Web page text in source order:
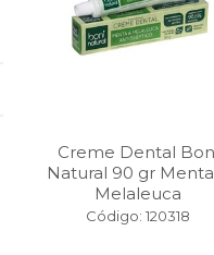
Creme Dental
Natural 90 gr
Melaleuca
Código: 120318